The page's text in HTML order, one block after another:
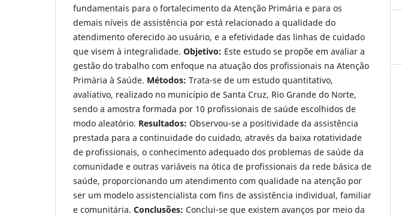
fundamentais para o fortalecimento da Atenção Primária e para os
demais níveis de assistência por está relacionado a qualidade do
atendimento oferecido ao usuário, e a efetividade das linhas de cuidado
que visem à integralidade. Objetivo: Este estudo se propõe em avaliar a
gestão do trabalho com enfoque na atuação dos profissionais na Atenção
Primária à Saúde. Métodos: Trata-se de um estudo quantitativo,
avaliativo, realizado no município de Santa Cruz, Rio Grande do Norte,
sendo a amostra formada por 10 profissionais de saúde escolhidos de
modo aleatório. Resultados: Observou-se a positividade da assistência
prestada para a continuidade do cuidado, através da baixa rotatividade
de profissionais, o conhecimento adequado dos problemas de saúde da
comunidade e outras variáveis na ótica de profissionais da rede básica de
saúde, proporcionando um atendimento com qualidade na atenção por
ser um modelo assistencialista com fins de assistência individual, familiar
e comunitária. Conclusões: Conclui-se que existem avanços por meio da